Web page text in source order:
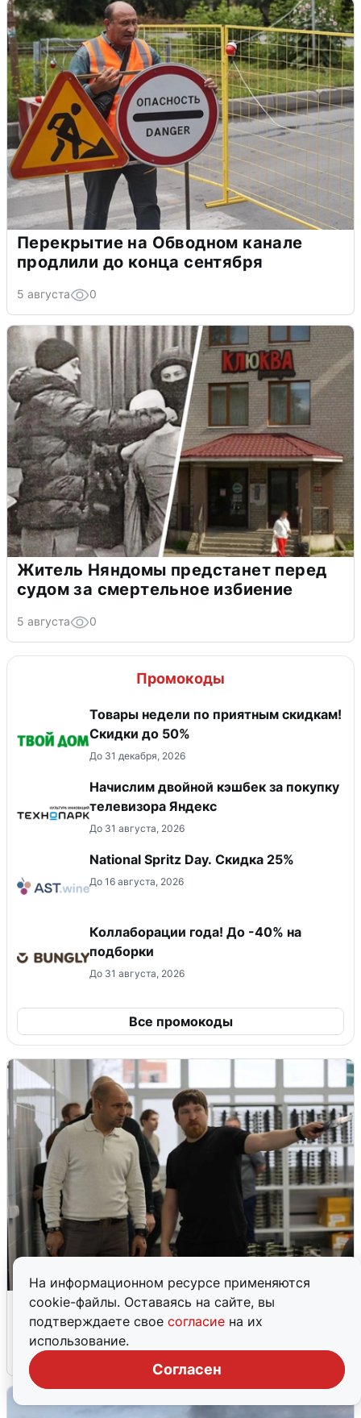
На информационном ресурсе применяются
cookie-файлы. Оставаясь на сайте, вы
подтверждаете свое согласие на их
использование.
Согласен
Перекрытие на Обводном канале
продлили до конца сентября
5 августа 0
Житель Няндомы предстанет перед
судом за смертельное избиение
5 августа 0
Промокоды
Товары недели по приятным скидкам!
Скидки до 50%
До 31 декабря, 2026
Начислим двойной кэшбек за покупку
телевизора Яндекс
До 31 августа, 2026
National Spritz Day. Скидка 25%
До 16 августа, 2026
Коллаборации года! До -40% на
подборки
До 31 августа, 2026
Все промокоды
Кто такой Владимир Ткачук и почему
его Mercedes взорвали
5 августа